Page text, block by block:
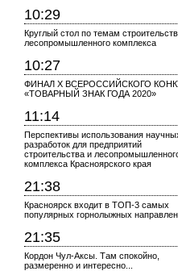
10:29
Круглый стол по темам
лесопромышленного комплекса
10:27
ФИНАЛ X ВСЕРОССИЙСКОГО
«ТОВАРНЫЙ ЗНАК ГОДА 2020»
11:14
Перспективы использования
разработок для предприятий
строительства и
комплекса Красноярского края
21:38
Красноярск входит в ТОП-3 самых
популярных горнолыжных
21:35
Кордон Чул-Аксы. Там спокойно,
размеренно и интересно...